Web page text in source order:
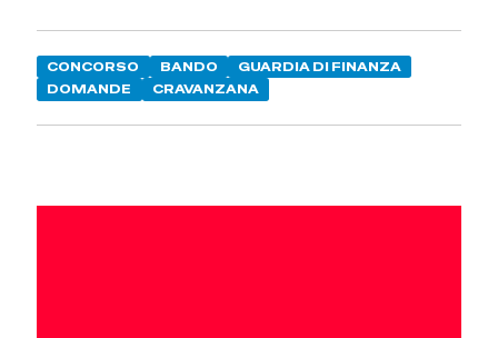
CONCORSO BANDO
GUARDIA DI FINANZA
DOMANDE
CRAVANZANA